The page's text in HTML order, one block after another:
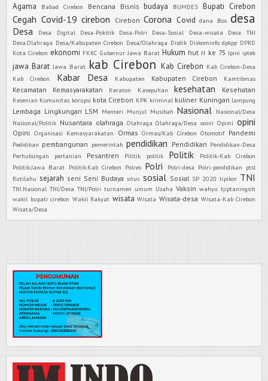
Agama Babad Cirebon Bencana Bisnis budaya BUMDES Bupati Cirebon
Cegah Covid-19 cirebon Cirebon Corona Covid dana Bos desa
Desa Desa Digital Desa-Pokitik Desa-Polri Desa-Sosial Desa-wisata
Desa. TNI
Desa.Olahraga Desa/Kabupaten Cirebon Desa/Olahraga Disdik Diskominfo dpkpp DPRD
Kota Cirebon ekonomi FKKC Gubernur Jawa Barat Hukum hut ri ke 75 Ipini iptek
jawa Barat Jawa Barat kab Cirebon Kab Cirebon Kab Cirebon-Desa
Kab Cirebon.
Kabar Desa Kabupaten Kabupaten Cirebon Kamtibmas
Kecamatan Kemasyarakatan Keraton Kasepuhan kesehatan Kesehatan
Kesenian Komunitas korupsi kota Cirebon KPK kriminal kuliner Kuningan lampung
Lembaga Lingkungan LSM Menteri Munjul Musibah Nasional Nasional/Desa
Nasional/Politik Nusantara olahraga Olahraga Olahraga/Desa ooini Opimi opini
Opini Organisasi Kemasyarakatan Ormas Ormas/Kab Cirebon Otomotif Pandemi
Pedidikan pembangunan pemerintah pendidikan Pendidikan Pendidikan-Desa
Perhubungan
pertanian Pesantren Pilitik politik Politik
Politik-Kab Cirebon
Politik.Jawa Barat Politik.Kab Cirebon Polres Polri Polri-desa Polri-pendidikan ptsl
Rutilahu sejarah seni Seni Budaya situs sosial Sosial SP 2020 tipikor TNI
TNI.Nasional TNI/Desa TNI/Polri turnamen umum Usaha Vaksin wahyu tjiptaningsih
wakil bupati cirebon Wakil Rakyat wisata Wisata Wisata-desa Wisata-Kab Cirebon
Wisata/Desa